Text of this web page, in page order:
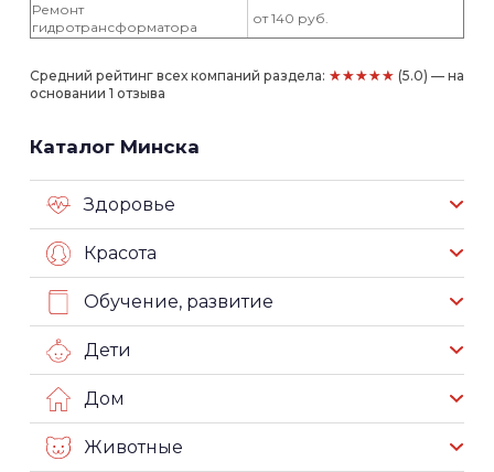
Ремонт
гидротрансформатора
от 140 руб.
Средний рейтинг всех компаний раздела: ★★★★★ (5.0) — на
основании 1 отзыва
Каталог Минска
Здоровье
Красота
Обучение, развитие
Дети
Дом
Животные